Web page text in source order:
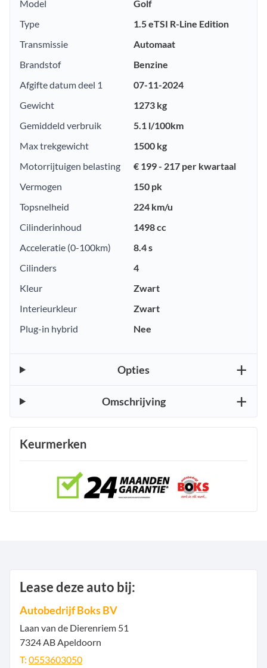
Model
Golf
Type
1.5 eTSI R-Line Edition
Transmissie
Automaat
Brandstof
Benzine
Afgifte datum deel 1
07-11-2024
Gewicht
1273 kg
Gemiddeld verbruik
5.1 l/100km
Max trekgewicht
1500 kg
Motorrijtuigen belasting
€ 199 - 217 per kwartaal
Vermogen
150 pk
Topsnelheid
224 km/u
Cilinderinhoud
1498 cc
Acceleratie (0-100km)
8.4 s
Cilinders
4
Kleur
Zwart
Interieurkleur
Zwart
Plug-in hybrid
Nee
Opties
Omschrijving
Keurmerken
Lease deze auto bij:
Autobedrijf Boks BV
Laan van de Dierenriem 51
7324 ABApeldoorn
T: 0553603050